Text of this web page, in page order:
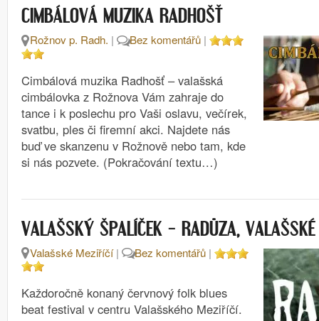
CIMBÁLOVÁ MUZIKA RADHOŠŤ
Rožnov p. Radh. | Bez komentářů |
Cimbálová muzika Radhošť – valašská
cimbálovka z Rožnova Vám zahraje do
tance i k poslechu pro Vaši oslavu, večírek,
svatbu, ples či firemní akci. Najdete nás
buď ve skanzenu v Rožnově nebo tam, kde
si nás pozvete. (Pokračování textu…)
VALAŠSKÝ ŠPALÍČEK – RADŮZA, VALAŠSKÉ
Valašské Meziříčí| Bez komentářů |
Každoročně konaný červnový folk blues
beat festival v centru Valašského Meziříčí.